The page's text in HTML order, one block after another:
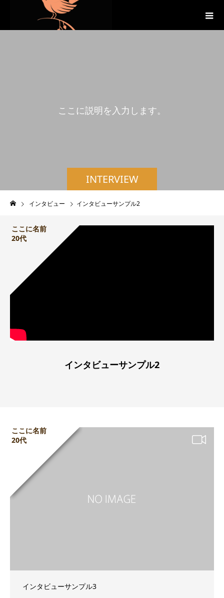
INTERVIEW
こ こ に説明を 入 力 し ます。
インタビュー インタビューサンプル2
ここに名前
20代
インタビューサンプル2
ここに名前
20代
インタビューサンプル3